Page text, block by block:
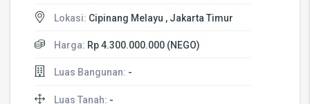
Lokasi: Cipinang Melayu , Jakarta Timur
Harga: Rp 4.300.000.000 (NEGO)
Luas Bangunan: -
Luas Tanah: -